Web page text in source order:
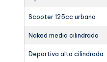
Scooter 125cc urbana
Naked media cilindrada
Deportiva alta cilindrada